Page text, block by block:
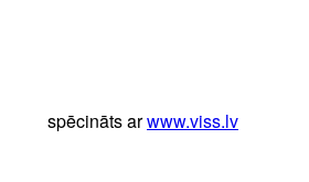
spēcināts arwww.viss.lv